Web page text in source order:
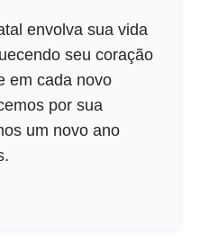
envolva sua vida
seu coração
em cada novo
por sua
um novo ano